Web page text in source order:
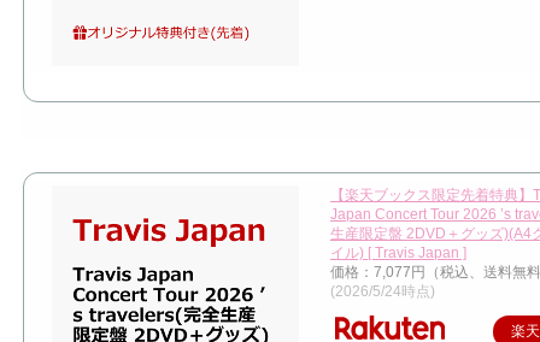
【楽天ブックス限定先着特典】
Japan Concert Tour 2026 ’s
生産限定盤 2DVD＋グッズ)(A4
イル) [ Travis Japan ]
価格：7,077円（税込、送料無
(2026/5/24時点)
楽